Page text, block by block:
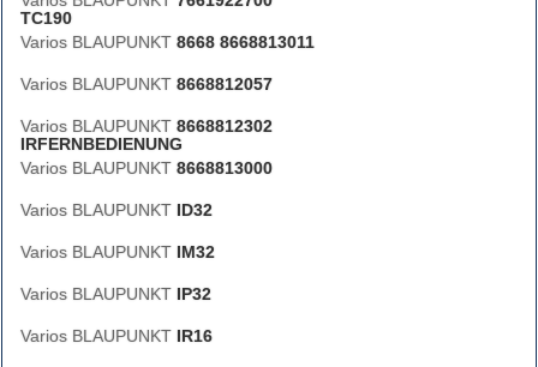
TC190
Varios BLAUPUNKT 8668 8668813011
Varios BLAUPUNKT 8668812057
Varios BLAUPUNKT 8668812302
IRFERNBEDIENUNG
Varios BLAUPUNKT 8668813000
Varios BLAUPUNKT ID32
Varios BLAUPUNKT IM32
Varios BLAUPUNKT IP32
Varios BLAUPUNKT IR16